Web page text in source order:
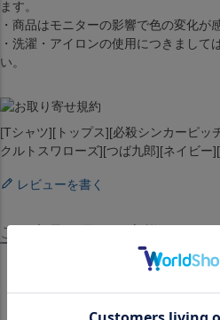
ます。
・商品はモニターの影響で色の変化が
・洗濯・アイロンの使用につきまして
い。
[Tシャツ][トップス][必殺シンカーピッ
クルトスワローズ][つば九郎][ネイビー
レビューを書く
この商品を見たお客様はこち